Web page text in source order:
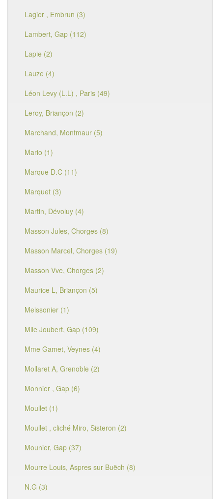
Lagier , Embrun (3)
Lambert, Gap (112)
Lapie (2)
Lauze (4)
Léon Levy (L.L) , Paris (49)
Leroy, Briançon (2)
Marchand, Montmaur (5)
Mario (1)
Marque D.C (11)
Marquet (3)
Martin, Dévoluy (4)
Masson Jules, Chorges (8)
Masson Marcel, Chorges (19)
Masson Vve, Chorges (2)
Maurice L, Briançon (5)
Meissonier (1)
Mlle Joubert, Gap (109)
Mme Gamet, Veynes (4)
Mollaret A, Grenoble (2)
Monnier , Gap (6)
Moullet (1)
Moullet , cliché Miro, Sisteron (2)
Mounier, Gap (37)
Mourre Louis, Aspres sur Buëch (8)
N.G (3)